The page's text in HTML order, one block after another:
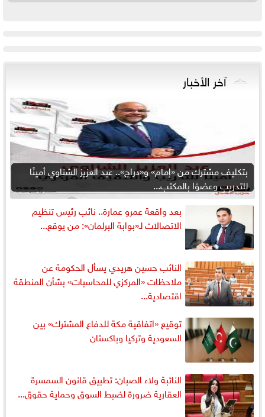
آخر الأخبار
بتكليف مشترك من «إمام» و«دراج».. عبد العزيز الشناوي أمينًا
للتدريب وعضوًا بالمكتب...
بعد واقعة عمرو عمارة.. نائب رئيس تنظيم
الاتصالات لـ«بوابة البرلمان»: من يوقع...
النائب حسين هريدي يسأل الحكومة عن
ملاحظات «المركزي للمحاسبات» بشأن المنطقة
اقتصادية...
توقيع «اتفاقية مكة للدفاع المشترك» بين
السعودية وتركيا وباكستان
النائبة ولاء الصبان: تطبيق قانون السمسرة
العقارية ضرورة لضبط السوق وحماية حقوق...